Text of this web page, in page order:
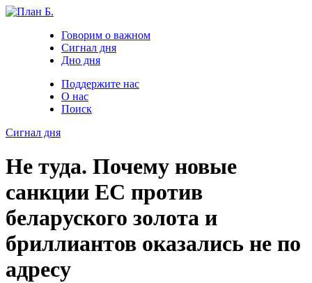
Говорим о важном
Сигнал дня
Дно дня
Поддержите нас
О нас
Поиск
Сигнал дня
Не туда. Почему новые
санкции ЕС против
беларуского золота и
бриллиантов оказались не по
адресу